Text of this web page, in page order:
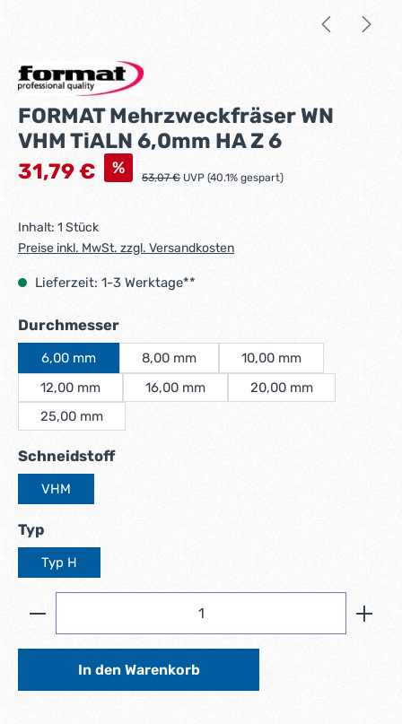
FORMAT Mehrzweckfräser WN
VHM TiALN 6,0mm HA Z 6
Verkaufspreis:
31,79 € % Regulärer Preis:
53,07 € UVP (40.1% gespart)
Inhalt: 1 Stück
Preise inkl. MwSt. zzgl. Versandkosten
Lieferzeit: 1-3 Werktage**
Durchmesserauswählen
6,00 mm 8,00 mm
10,00 mm
12,00 mm
16,00 mm
20,00 mm
25,00 mm
Schneidstoffauswählen
VHM
Typauswählen
Typ H
Produkt Anzahl: Gib den gewünschten Wert ein
In den Warenkorb